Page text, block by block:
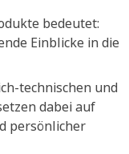
bedeutet:
Einblicke in die
technischen und
dabei auf
persönlicher